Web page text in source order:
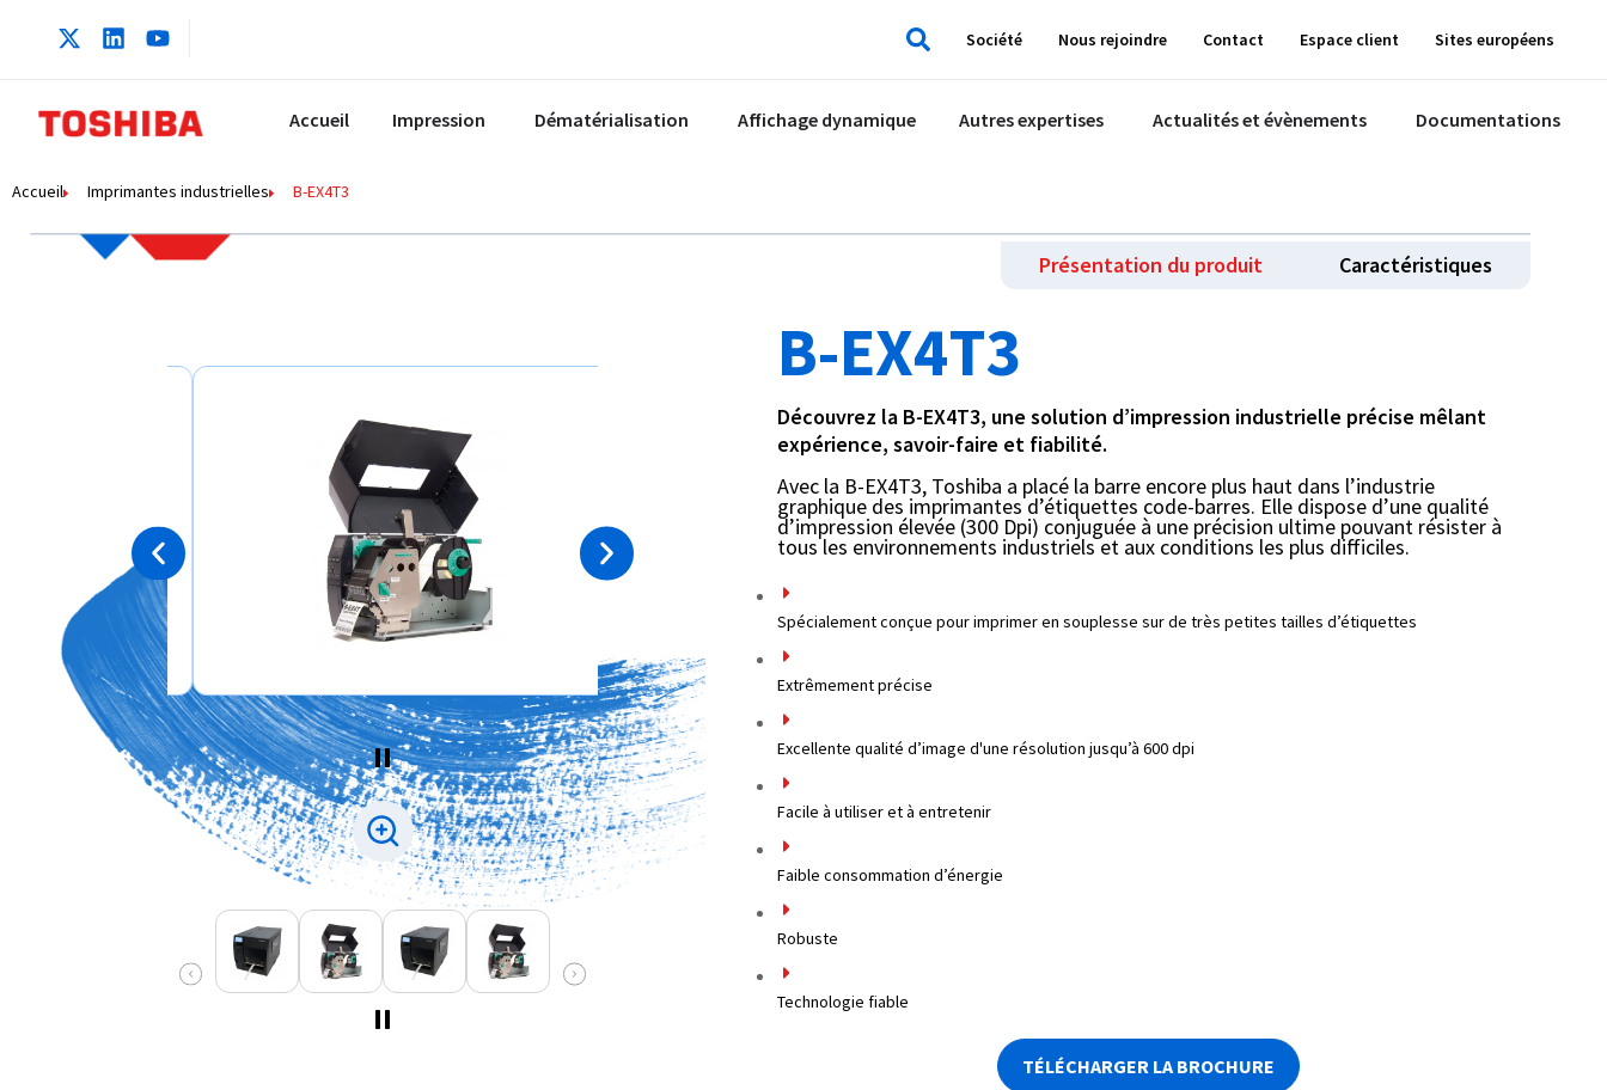
principal
Société Nous rejoindre Contact Espace client Sites européens
Accueil Impression Dématérialisation Affichage dynamique Autres expertises Actualités et évènements Documentations
Accueil Imprimantes industrielles B-EX4T3
Présentation du produit Caractéristiques
B-EX4T3
Découvrez la B-EX4T3, une solution d’impression industrielle précise mêlant
expérience, savoir-faire et fiabilité.
Avec la B-EX4T3, Toshiba a placé la barre encore plus haut dans l’industrie
graphique des imprimantes d’étiquettes code-barres. Elle dispose d’une qualité
d’impression élevée (300 Dpi) conjuguée à une précision ultime pouvant résister à
tous les environnements industriels et aux conditions les plus difficiles.
Spécialement conçue pour imprimer en souplesse sur de très petites tailles d’étiquettes
Extrêmement précise
Excellente qualité d’image d'une résolution jusqu’à 600 dpi
Facile à utiliser et à entretenir
Faible consommation d’énergie
Robuste
Technologie fiable
TÉLÉCHARGER LA BROCHURE